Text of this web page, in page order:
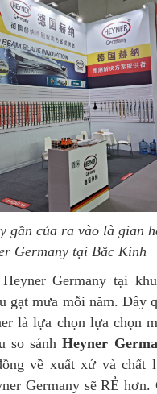
gần của ra vào là gian
Germany tại Bắc Kinh
Germany tại
gạt mưa mỗi năm. Đây
là lựa chọn lựa chọn
so sánhHeyner
về xuất xứ và chất
Germany sẽ RẺ hơn.